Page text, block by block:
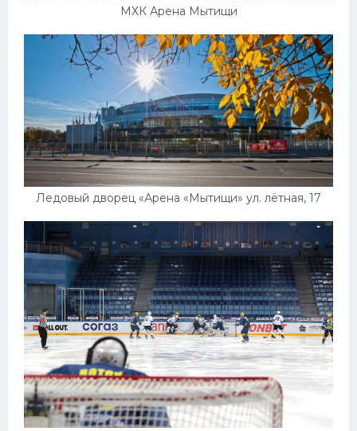
МХК Арена Мытищи
Ледовый дворец «Арена «Мытищи» ул. лётная, 17